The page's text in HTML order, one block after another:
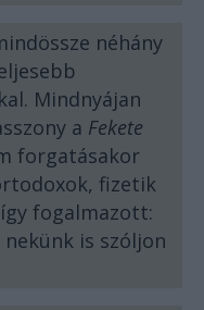
néhány
Mindnyájan
a Fekete
forgatásakor
fizetik
fogalmazott:
is szóljon